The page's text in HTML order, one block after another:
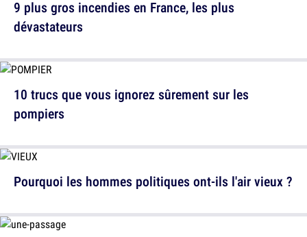
10 trucs que vous ignorez sûrement sur les
pompiers
9 plus gros incendies en France, les plus
dévastateurs
Pourquoi les hommes politiques ont-ils l'air vieux ?